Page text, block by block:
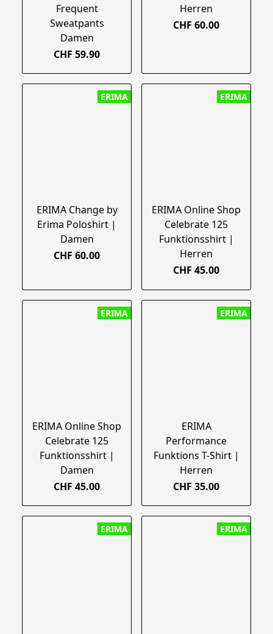
Frequent
Sweatpants
Damen
CHF 59.90
Herren
CHF 60.00
ERIMA
ERIMA Change by
Erima Poloshirt |
Damen
CHF 60.00
ERIMA
ERIMA Online Shop
Celebrate 125
Funktionsshirt |
Herren
CHF 45.00
ERIMA
ERIMA Online Shop
Celebrate 125
Funktionsshirt |
Damen
CHF 45.00
ERIMA
ERIMA
Performance
Funktions T-Shirt |
Herren
CHF 35.00
ERIMA ERIMA